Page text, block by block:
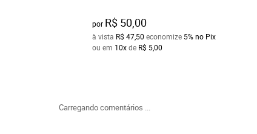
por R$ 50,00
à vista R$ 47,50 economize 5%no Pix
ou em 10xde R$ 5,00
Carregando comentários ...